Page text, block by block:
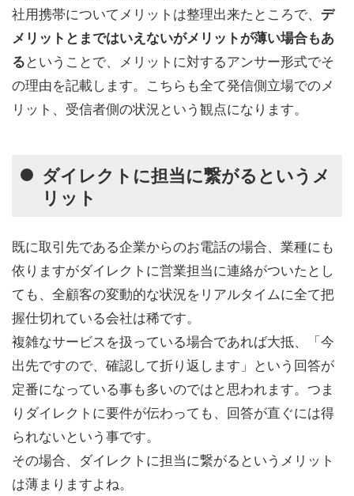
社用携帯についてメリットは整理出来たところで、 デ
メリットとまではいえないがメリットが薄い場合もあ
るということで、メリットに対するアンサー形式でそ
の理由を記載します。こちらも全て発信側立場でのメ
リット、受信者側の状況という観点になります。
ダイレクトに担当に繋がるというメ
リット
既に取引先である企業からのお電話の場合、業種にも
依りますがダイレクトに営業担当に連絡がついたとし
ても、全顧客の変動的な状況をリアルタイムに全て把
握仕切れている会社は稀です。
複雑なサービスを扱っている場合であれば大抵、「今
出先ですので、確認して折り返します」という回答が
定番になっている事も多いのではと思われます。つま
りダイレクトに要件が伝わっても、回答が直ぐには得
られないという事です。
その場合、ダイレクトに担当に繋がるというメリット
は薄まりますよね。